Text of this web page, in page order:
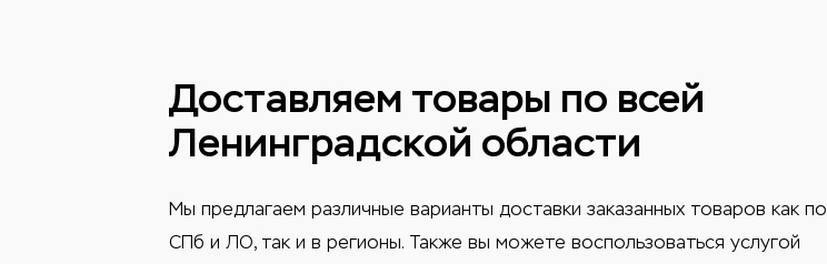
Доставляем товары по всей
Ленинградской области
Мы предлагаем различные варианты доставки заказанных товаров как по
СПб и ЛО, так и в регионы. Также вы можете воспользоваться услугой